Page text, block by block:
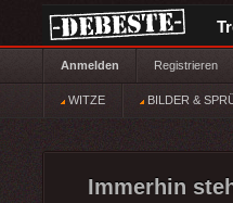
Anmelden Registrieren
WITZE BILDER &
Immerhin